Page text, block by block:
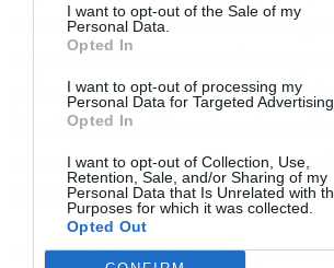
I want to opt-out of the Sale of my
Personal Data.
Opted In
I want to opt-out of processing my
Personal Data for Targeted Advertising.
Opted In
I want to opt-out of Collection, Use,
Retention, Sale, and/or Sharing of my
Personal Data that Is Unrelated with
Purposes for which it was collected.
Opted Out
Μπότα, δήλωσε ότι οι πολιτείες
μπλοκάρισμα, εξηγώντας ότι η
διακίνηση μεταξύ πολιτειών
ανεφάρμοστη οποιαδήποτε
δικαιώματος ιθαγένειας.
Η Γενική Εισαγγελέας Παμ
Αποδέχομαι τους